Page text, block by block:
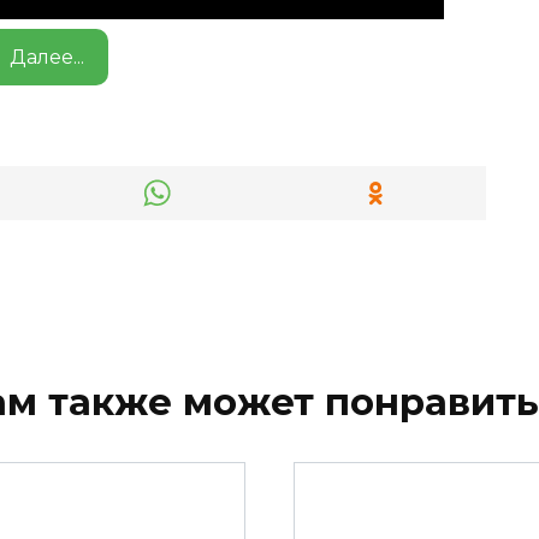
Далее...
также может